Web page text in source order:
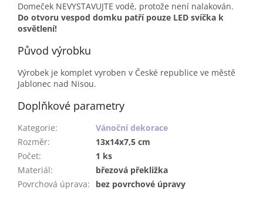
Domeček NEVYSTAVUJTE vodě, protože není nalakován.
Do otvoru vespod domku patří pouze LED svíčka k
osvětlení!
Původ výrobku
Výrobek je komplet vyroben v České republice ve městě
Jablonec nad Nisou.
Doplňkové parametry
Kategorie:
Vánoční dekorace
Rozměr:
13x14x7,5 cm
Počet:
1 ks
Materiál:
březová překližka
Povrchová úprava: bez povrchové úpravy